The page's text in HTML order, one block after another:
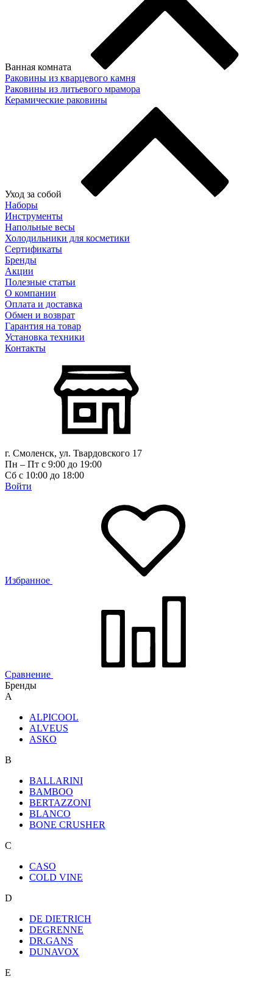
Ванная комната
Раковины из кварцевого камня
Раковины из литьевого мрамора
Керамические раковины
Уход за собой
Наборы
Инструменты
Напольные весы
Холодильники для косметики
Сертификаты
Бренды
Акции
Полезные статьи
О компании
Оплата и доставка
Обмен и возврат
Гарантия на товар
Установка техники
Контакты
г. Смоленск, ул. Твардовского 17
Пн – Пт с 9:00 до 19:00
Сб с 10:00 до 18:00
Войти
Избранное
Сравнение
Бренды
A
ALPICOOL
ALVEUS
ASKO
B
BALLARINI
BAMBOO
BERTAZZONI
BLANCO
BONE CRUSHER
C
CASO
COLD VINE
D
DE DIETRICH
DEGRENNE
DR.GANS
DUNAVOX
E